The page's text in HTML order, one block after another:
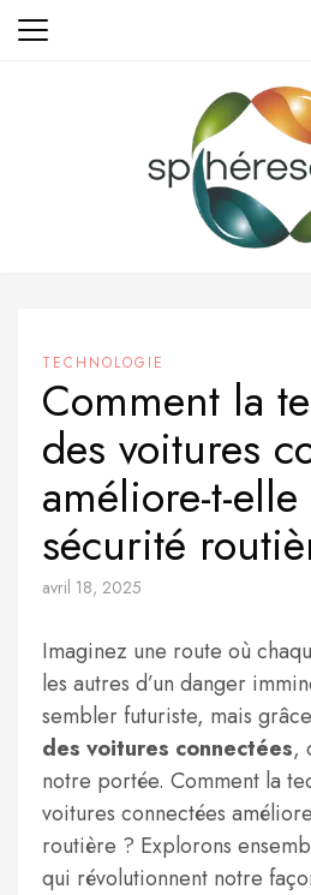
Aller
au
TECHNOLOGIE
Comment la
des voitures
améliore-t-elle
sécurité
avril 18, 2025
Imaginez une route où
les autres d’un danger
sembler futuriste, mais
des voitures connectées,
notre portée. Comment la
voitures connectées
routière ? Explorons
qui révolutionnent notre